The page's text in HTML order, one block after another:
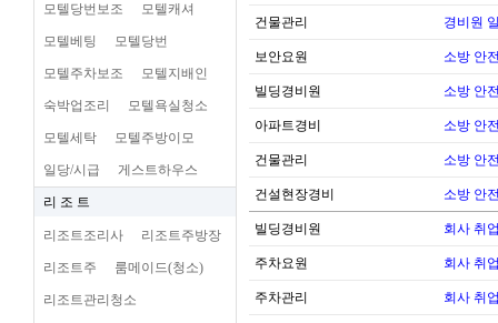
모텔당번보조 모텔캐셔
모텔베팅 모텔당번
모텔주차보조 모텔지배인
숙박업조리 모텔욕실청소
모텔세탁 모텔주방이모
일당/시급 게스트하우스
리 조 트
리조트조리사 리조트주방장
리조트주 룸메이드(청소)
리조트관리청소
건물관리 경비원
보안요원 소방 안
빌딩경비원 소방 안
아파트경비 소방 안
건물관리 소방 안
건설현장경비 소방 안
빌딩경비원 회사 취
주차요원 회사 취
주차관리 회사 취